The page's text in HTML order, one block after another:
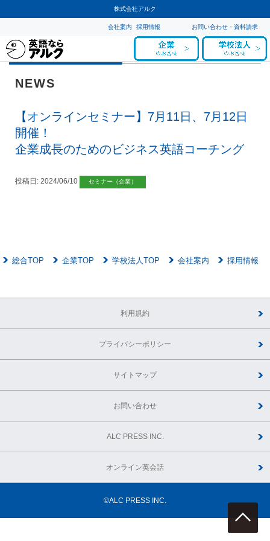
株式会社アルク
お問い合わせ・資料請求
採用情報
会社案内
NEWS
【オンラインセミナー】7月11日、7月12日
開催！
企業成長のためのビジネス英語コーチング
投稿日: 2024/06/10 セミナー（企業）
総合TOP 企業TOP 学校法人TOP 会社案内 採用情報
利用規約
プライバシーポリシー
サイトマップ
お問い合わせ
ALC PRESS INC.
オンライン英会話
©ALC PRESS INC.